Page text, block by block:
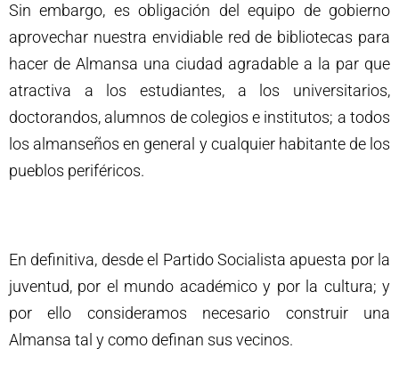
Sin embargo, es obligación del equipo de gobierno
aprovechar nuestra envidiable red de bibliotecas para
hacer de Almansa una ciudad agradable a la par que
atractiva a los estudiantes, a los universitarios,
doctorandos, alumnos de colegios e institutos; a todos
los almanseños en general y cualquier habitante de los
pueblos periféricos.
En definitiva, desde el Partido Socialista apuesta por la
juventud, por el mundo académico y por la cultura; y
por ello consideramos necesario construir una
Almansa tal y como definan sus vecinos.